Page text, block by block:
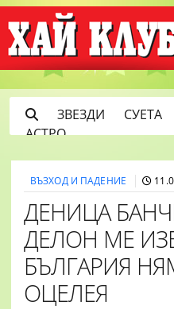
ЗВЕЗДИ СУЕТА
АСТРО
ВЪЗХОД И ПАДЕНИЕ
ДЕНИЦА
ДЕЛОН МЕ
БЪЛГАРИЯ
ОЦЕЛЕЯ